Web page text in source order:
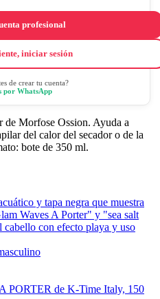
profesional
iniciar sesión
de crear tu cuenta?
por WhatsApp
de Morfose Ossion. Ayuda a
del calor del secador o de la
bote de 350 ml.
PORTER de K-Time Italy, 150